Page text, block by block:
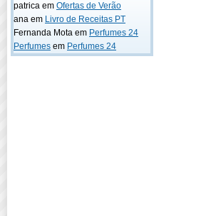
patrica em Ofertas de Verão
ana em Livro de Receitas PT
Fernanda Mota em Perfumes 24
Perfumes em Perfumes 24